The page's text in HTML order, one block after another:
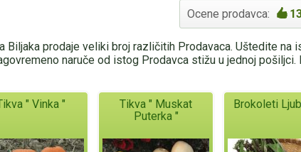
Ocene prodavca:
Biljaka prodaje veliki broj različitih Prodavaca. Uštedite na
naruče od istog Prodavca stižu u jednoj
" Vinka "
Tikva " Muskat
Puterka "
Brokoleti